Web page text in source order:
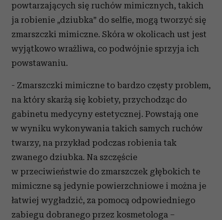
powtarzających się ruchów mimicznych, takich
ja robienie „dziubka” do selfie, mogą tworzyć się
zmarszczki mimiczne. Skóra w okolicach ust jest
wyjątkowo wrażliwa, co podwójnie sprzyja ich
powstawaniu.
- Zmarszczki mimiczne to bardzo częsty problem,
na który skarżą się kobiety, przychodząc do
gabinetu medycyny estetycznej. Powstają one
w wyniku wykonywania takich samych ruchów
twarzy, na przykład podczas robienia tak
zwanego dziubka. Na szczęście
w przeciwieństwie do zmarszczek głębokich te
mimiczne są jedynie powierzchniowe i można je
łatwiej wygładzić, za pomocą odpowiedniego
zabiegu dobranego przez kosmetologa –